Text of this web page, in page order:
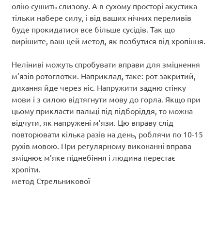
олію сушить слизову. А в сухому просторі акустика
тільки набере силу, і від ваших нічних переливів
буде прокидатися все більше сусідів. Так що
вирішите, ваш цей метод, як позбутися від хропіння.
Неліниві можуть спробувати вправи для зміцнення
м’язів ротоглотки. Наприклад, таке: рот закритий,
дихання йде через ніс. Напружити задню стінку
мови і з силою відтягнути мову до горла. Якщо при
цьому прикласти пальці під підборіддя, то можна
відчути, як напружені м’язи. Цю вправу слід
повторювати кілька разів на день, роблячи по 10-15
рухів мовою. При регулярному виконанні вправа
зміцнює м’яке піднебіння і людина перестає
хропіти.
метод Стрельникової